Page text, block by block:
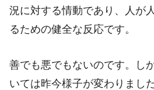
況に対する情動であり、人が
るための健全な反応です。
善でも悪でもないのです。し
いては昨今様子が変わりまし